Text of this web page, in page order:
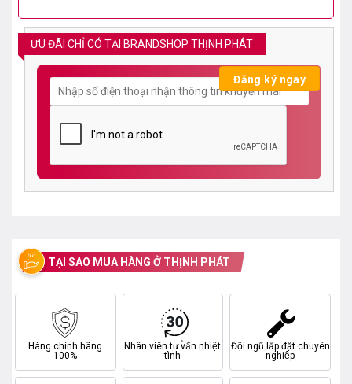
ƯU ĐÃI CHỈ CÓ TẠI BRANDSHOP THỊNH PHÁT
TẠI SAO MUA HÀNG Ở THỊNH PHÁT
Hàng chính hãng
100%
Nhân viên tư vấn nhiệt
tình
Đội ngũ lắp đặt chuyên
nghiệp